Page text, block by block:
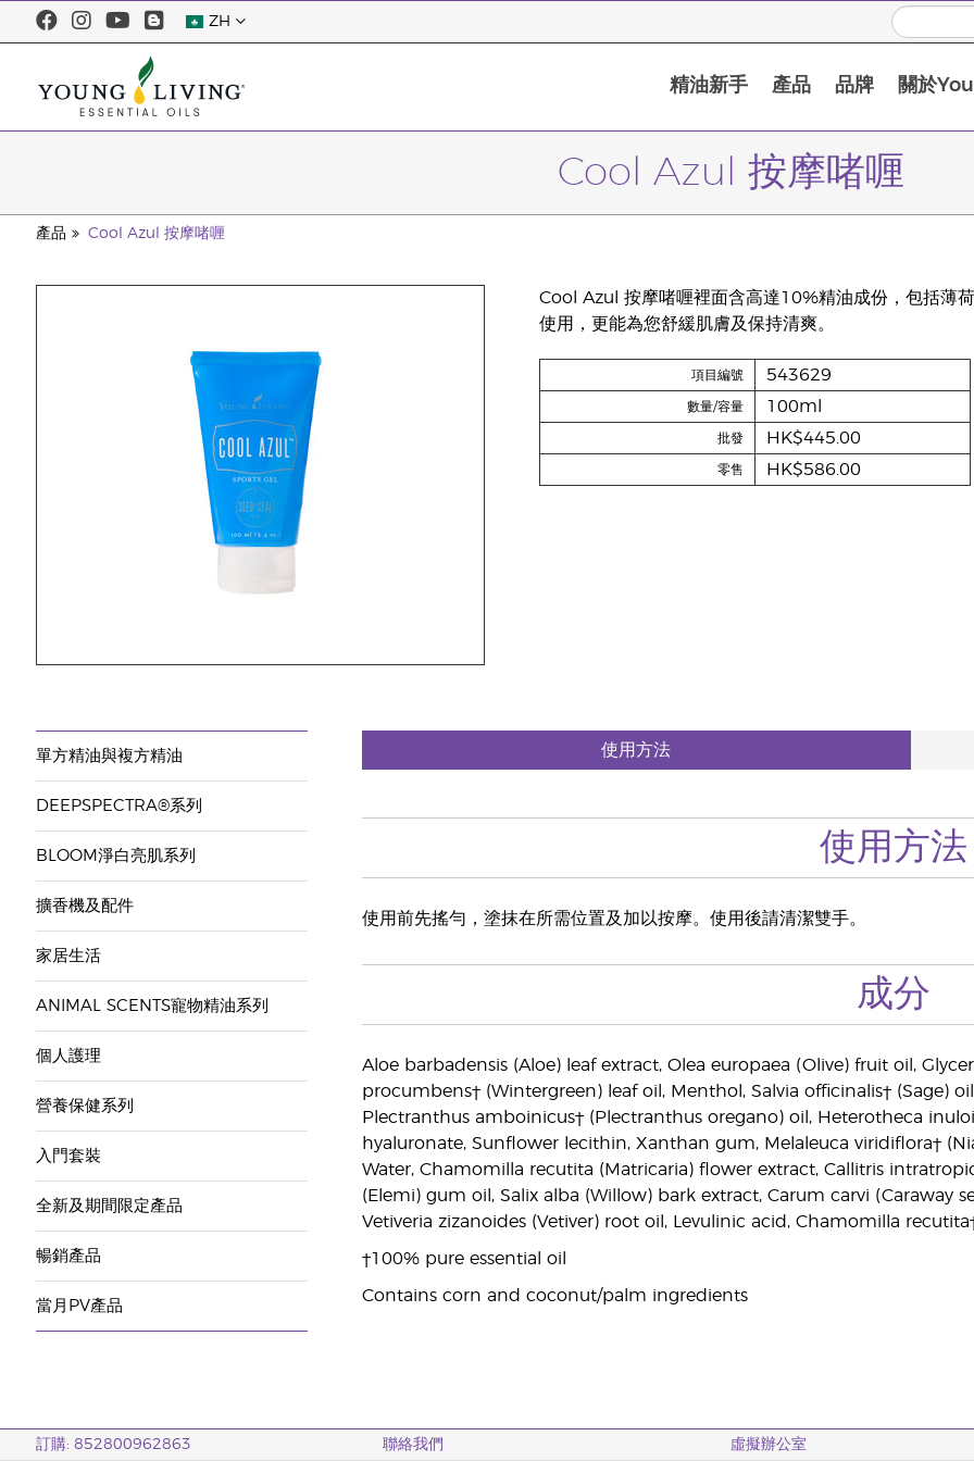
ZH
精油新手 產品 品牌 關於
Cool Azul 按摩啫喱
產品 Cool Azul 按摩啫喱
Cool Azul 按摩啫喱裡面含高達10%精油成份，包括薄
使用，更能為您舒緩肌膚及保持清爽。
項目編號 543629
數量/容量 100ml
批發 HK$445.00
零售 HK$586.00
單方精油與複方精油
DEEPSPECTRA®系列
BLOOM淨白亮肌系列
擴香機及配件
家居生活
ANIMAL SCENTS寵物精油系列
個人護理
營養保健系列
入門套裝
全新及期間限定產品
暢銷產品
當月PV產品
使用方法
使用方法
使用前先搖勻，塗抹在所需位置及加以按摩。使用後請清潔雙手。
成分
Aloe barbadensis (Aloe) leaf extract, Olea europaea (Olive) fruit oil,
procumbens† (Wintergreen) leaf oil, Menthol, Salvia officinalis† (Sage)
Plectranthus amboinicus† (Plectranthus oregano) oil, Heterotheca
hyaluronate, Sunflower lecithin, Xanthan gum, Melaleuca viridiflora†
Water, Chamomilla recutita (Matricaria) flower extract, Callitris
(Elemi) gum oil, Salix alba (Willow) bark extract, Carum carvi (Caraway
Vetiveria zizanoides (Vetiver) root oil, Levulinic acid, Chamomilla
†100% pure essential oil
Contains corn and coconut/palm ingredients
訂購: 852800962863 聯絡我們 虛擬辦公室